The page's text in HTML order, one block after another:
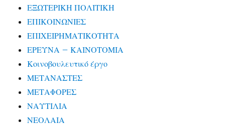
ΕΞΩΤΕΡΙΚΗ ΠΟΛΙΤΙΚΗ
ΕΠΙΚΟΙΝΩΝΙΕΣ
ΕΠΙΧΕΙΡΗΜΑΤΙΚΟΤΗΤΑ
ΕΡΕΥΝΑ – ΚΑΙΝΟΤΟΜΙΑ
Κοινοβουλευτικό έργο
ΜΕΤΑΝΑΣΤΕΣ
ΜΕΤΑΦΟΡΕΣ
ΝΑΥΤΙΛΙΑ
ΝΕΟΛΑΙΑ